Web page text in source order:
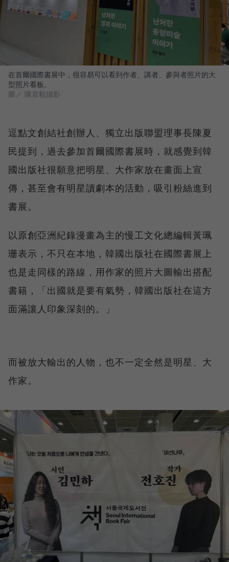
在首爾國際書展中，很容易可以看到作者、講者、參與者照片的大
型照片看板。
圖／ 陳君毅攝影
逗點文創結社創辦人、獨立出版聯盟理事長陳夏
民提到，過去參加首爾國際書展時，就感覺到韓
國出版社很願意把明星、大作家放在畫面上宣
傳，甚至會有明星讀劇本的活動，吸引粉絲進到
書展。
以原創亞洲紀錄漫畫為主的慢工文化總編輯黃珮
珊表示，不只在本地，韓國出版社在國際書展上
也是走同樣的路線，用作家的照片大圖輸出搭配
書籍，「出國就是要有氣勢，韓國出版社在這方
面滿讓人印象深刻的。」
而被放大輸出的人物，也不一定全然是明星、大
作家。